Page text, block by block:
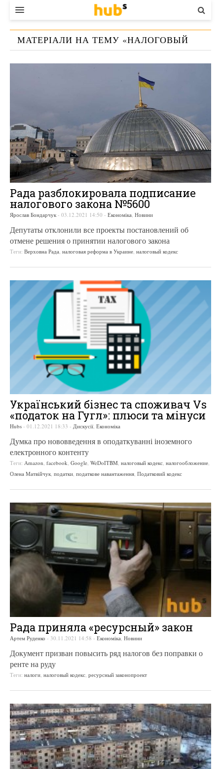
ВЛАДА
ЕКОНОМІКА
МАТЕРІАЛИ НА ТЕМУ «НАЛОГОВЫЙ
Рада разблокировала подписание
налогового закона №5600
Ярослав Бондарчук - 03.12.2021 14:50 - Економіка Новини
Депутаты отклонили все проекты постановлений об
отмене решения о принятии налогового закона
Теги: Верховна Рада налоговая реформа в Украине налоговый кодекс
Український бізнес та споживач Vs
«податок на Гугл»: плюси та мінуси
Hubs - 01.12.2021 18:33 - Дискусії, Економіка
Думка про нововведення в оподаткуванні іноземного
електронного контенту
Теги: Amazon, facebook, Google, WeDoITBM, налоговый кодекс, налогообложение,
Олена Матвійчук, податки, податкове навантаження, Податковий кодекс
Рада приняла «ресурсный» закон
Артем Руденко - 30.11.2021 14:58 - Економіка Новини
Документ призван повысить ряд налогов без поправки о
ренте на руду
Теги: налоги налоговый кодекс ресурсный законопроект